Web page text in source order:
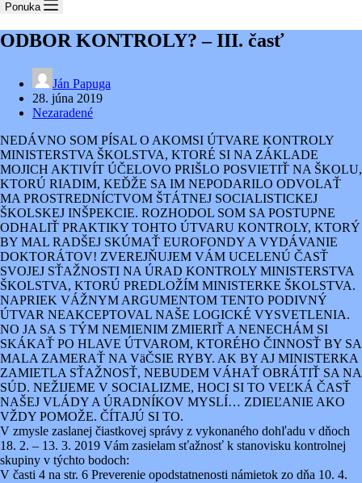
Ponuka
ODBOR KONTROLY? – III. časť
Ján Papuga
28. júna 2019
Nezaradené
NEDÁVNO SOM PÍSAL O AKOMSI ÚTVARE KONTROLY
MINISTERSTVA ŠKOLSTVA, KTORÉ SI NA ZÁKLADE
MOJICH AKTIVÍT ÚČELOVO PRIŠLO POSVIETIŤ NA ŠKOLU,
KTORÚ RIADIM, KEĎŽE SA IM NEPODARILO ODVOLAŤ
MA PROSTREDNÍCTVOM ŠTÁTNEJ SOCIALISTICKEJ
ŠKOLSKEJ INŠPEKCIE. ROZHODOL SOM SA POSTUPNE
ODHALIŤ PRAKTIKY TOHTO ÚTVARU KONTROLY, KTORÝ
BY MAL RADŠEJ SKÚMAŤ EUROFONDY A VYDÁVANIE
DOKTORÁTOV! ZVEREJŇUJEM VÁM UCELENÚ ČASŤ
SVOJEJ SŤAŽNOSTI NA ÚRAD KONTROLY MINISTERSTVA
ŠKOLSTVA, KTORÚ PREDLOŽÍM MINISTERKE ŠKOLSTVA.
NAPRIEK VÁŽNYM ARGUMENTOM TENTO PODIVNÝ
ÚTVAR NEAKCEPTOVAL NAŠE LOGICKÉ VYSVETLENIA.
NO JA SA S TÝM NEMIENIM ZMIERIŤ A NENECHÁM SI
SKÁKAŤ PO HLAVE ÚTVAROM, KTORÉHO ČINNOSŤ BY SA
MALA ZAMERAŤ NA VäČSIE RYBY. AK BY AJ MINISTERKA
ZAMIETLA SŤAŽNOSŤ, NEBUDEM VÁHAŤ OBRÁTIŤ SA NA
SÚD. NEŽIJEME V SOCIALIZME, HOCI SI TO VEĽKÁ ČASŤ
NAŠEJ VLÁDY A ÚRADNÍKOV MYSLÍ… ZDIEĽANIE AKO
VŽDY POMOŽE. ČÍTAJÚ SI TO.
V zmysle zaslanej čiastkovej správy z vykonaného dohľadu v dňoch
18. 2. – 13. 3. 2019 Vám zasielam sťažnosť k stanovisku kontrolnej
skupiny v týchto bodoch:
V časti 4 na str. 6 Preverenie opodstatnenosti námietok zo dňa 10. 4.